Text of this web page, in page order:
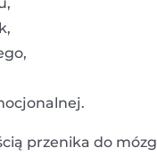
przenika do